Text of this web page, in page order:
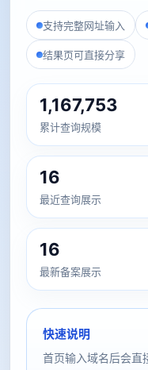
支持完整网址输入
结果页可直接分享
1,167,753
累计查询规模
16
最近查询展示
16
最新备案展示
快速说明
首页输入域名后会直